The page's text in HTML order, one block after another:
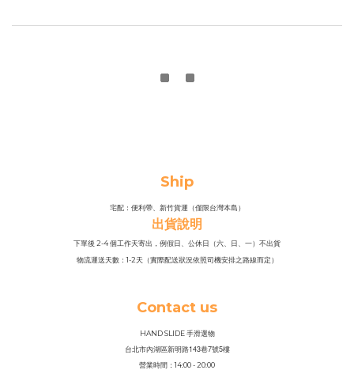
Ship
宅配：便利帶、新竹貨運（僅限台灣本島）
出貨說明
下單後 2-4 個工作天寄出，例假日、公休日（六、日、一）不出貨
物流運送天數：1-2天（實際配送狀況依照司機安排之路線而定）
Contact us
HAND SLIDE 手滑選物
台北市內湖區新明路143巷7號5樓
營業時間：14:00 - 20:00